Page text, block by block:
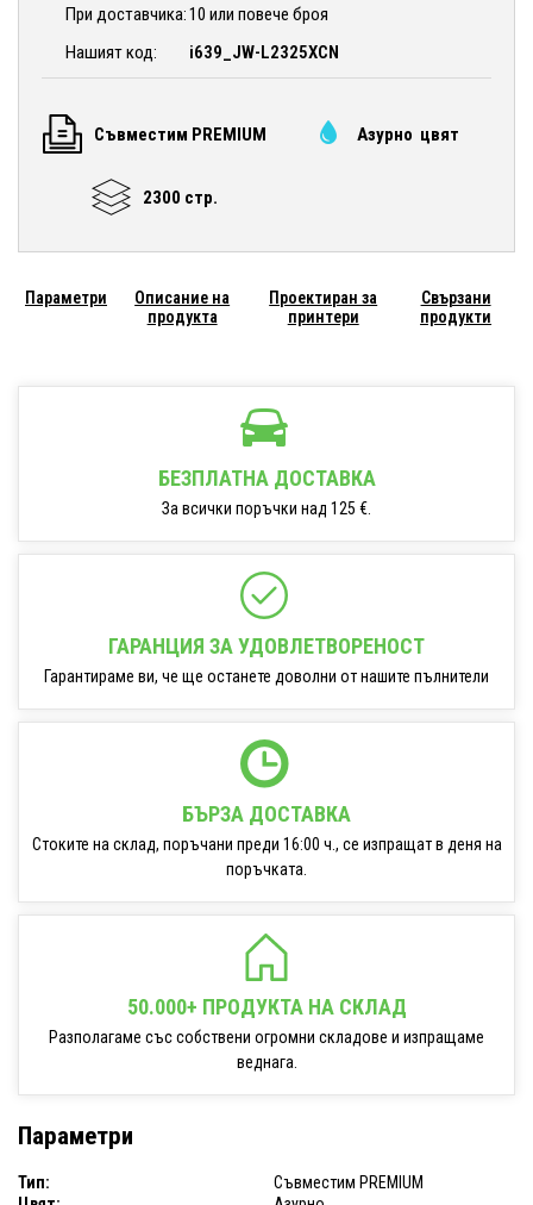
При доставчика:10 или повече броя
Нашият код:
i639_JW-L2325XCN
Съвместим PREMIUM Азурно цвят
2300 стр.
Параметри
Описание на
продукта
Проектиран за
принтери
Свързани
продукти
БЕЗПЛАТНА ДОСТАВКА
За всички поръчки над 125 €.
ГАРАНЦИЯ ЗА УДОВЛЕТВОРЕНОСТ
Гарантираме ви, че ще останете доволни от нашите пълнители
БЪРЗА ДОСТАВКА
Стоките на склад, поръчани преди 16:00 ч., се изпращат в деня на
поръчката.
50.000+ ПРОДУКТА НА СКЛАД
Разполагаме със собствени огромни складове и изпращаме
веднага.
Параметри
Тип:
Съвместим PREMIUM